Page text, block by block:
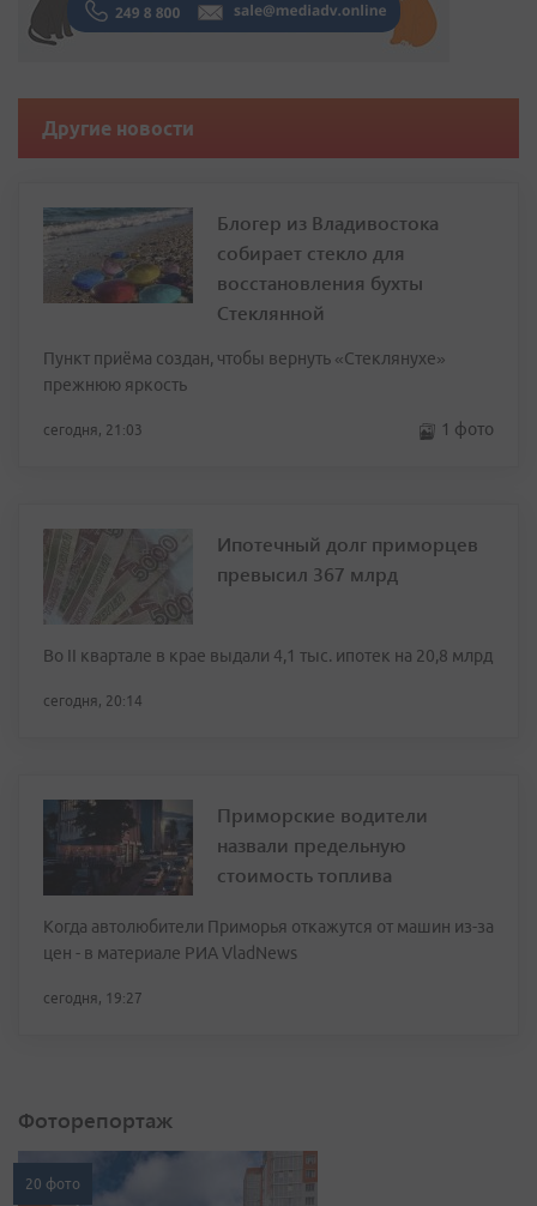
Другие новости
Блогер из Владивостока
собирает стекло для
восстановления бухты
Стеклянной
Пункт приёма создан, чтобы вернуть «Стеклянухе»
прежнюю яркость
сегодня, 21:03 1 фото
Ипотечный долг приморцев
превысил 367 млрд
Во II квартале в крае выдали 4,1 тыс. ипотек на 20,8 млрд
сегодня, 20:14
Приморские водители
назвали предельную
стоимость топлива
Когда автолюбители Приморья откажутся от машин из-за
цен - в материале РИА VladNews
сегодня, 19:27
Фоторепортаж
20 фото